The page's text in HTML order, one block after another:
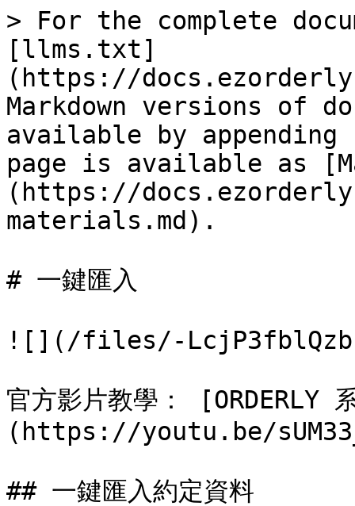
> For the complete
[llms.txt]
(https://
Markdown versions of
available by
page is available as
(https://
materials.md).
# 一鍵匯入
![](/files/-
官方影片教學： [ORDERLY
(https://youtu.be/
## 一鍵匯入約定資料